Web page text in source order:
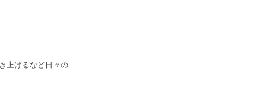
上げるなど日々の